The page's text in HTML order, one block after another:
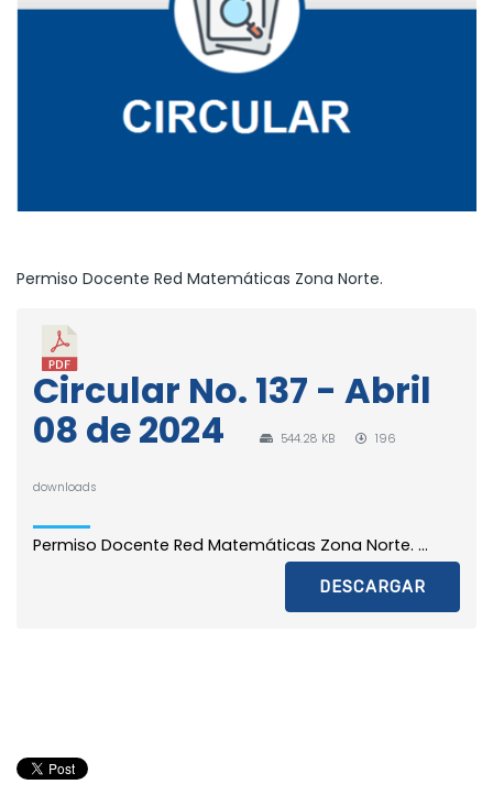
Permiso Docente Red Matemáticas Zona Norte.
Circular No. 137 - Abril
08 de 2024
544.28 KB 196
downloads
Permiso Docente Red Matemáticas Zona Norte. ...
DESCARGAR